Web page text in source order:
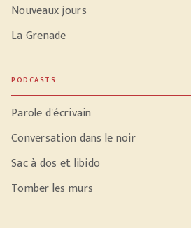
Nouveaux jours
La Grenade
PODCASTS
Parole d'écrivain
Conversation dans le noir
Sac à dos et libido
Tomber les murs